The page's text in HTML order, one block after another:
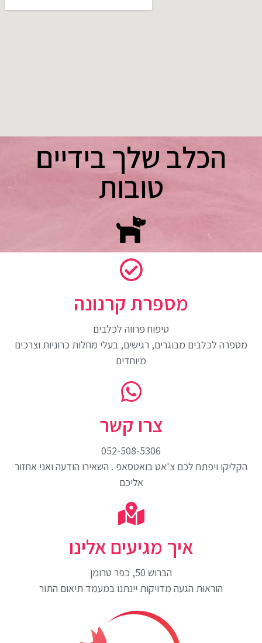
הכלב שלך בידיים
טובות
מספרת קרנונה
טיפוח פרווה לכלבים
מספרה לכלבים מבוגרים, רגישים, בעלי מחלות כרוניות וצרכים
מיוחדים
צרו קשר
052-508-5306
הקליקו ויפתח לכם צ'אט בואטסאפ . השאירו הודעה ואני אחזור
אליכם
איך מגיעים אלינו
הברוש 50, כפר טרומן
הוראות הגעה מדויקות יינתנו במעמד תיאום התור